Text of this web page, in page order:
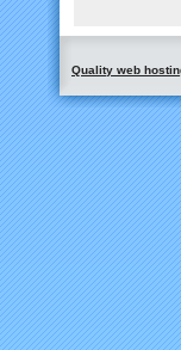
Quality web